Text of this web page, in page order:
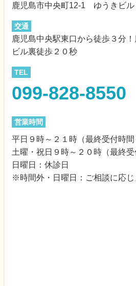
鹿児島市中央町12-1 ゆうきビル
交通
鹿児島中央駅東口から徒歩３分
ビル裏徒歩２０秒
TEL
099-828-8550
営業時間
平日９時～２１時（最終受付時間
土曜・祝日９時～２０時（最終
日曜日：休診日
※時間外・日曜日：ご相談に応じ